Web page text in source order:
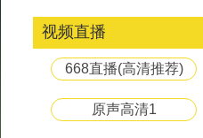
视频直播
668直播(高清推荐)
原声高清1